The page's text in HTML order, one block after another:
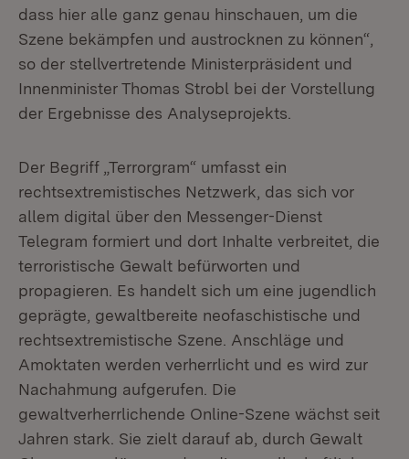
dass hier alle ganz genau hinschauen, um die
Szene bekämpfen und austrocknen zu können“,
so der stellvertretende Ministerpräsident und
Innenminister Thomas Strobl bei der Vorstellung
der Ergebnisse des Analyseprojekts.
Der Begriff „Terrorgram“ umfasst ein
rechtsextremistisches Netzwerk, das sich vor
allem digital über den Messenger-Dienst
Telegram formiert und dort Inhalte verbreitet, die
terroristische Gewalt befürworten und
propagieren. Es handelt sich um eine jugendlich
geprägte, gewaltbereite neofaschistische und
rechtsextremistische Szene. Anschläge und
Amoktaten werden verherrlicht und es wird zur
Nachahmung aufgerufen. Die
gewaltverherrlichende Online-Szene wächst seit
Jahren stark. Sie zielt darauf ab, durch Gewalt